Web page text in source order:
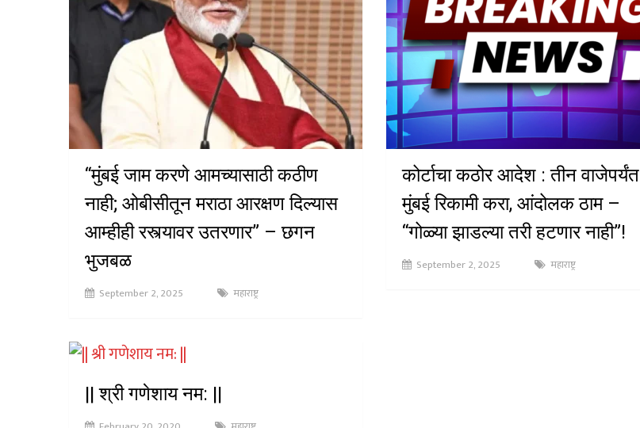
“मुंबई जाम करणे आमच्यासाठी कठीण
नाही; ओबीसीतून मराठा आरक्षण दिल्यास
आम्हीही रस्त्यावर उतरणार” – छगन
भुजबळ
September 2, 2025 महाराष्ट्र
कोर्टाचा कठोर आदेश : तीन वाजेपर्यंत
मुंबई रिकामी करा, आंदोलक ठाम –
“गोळ्या झाडल्या तरी हटणार नाही”!
September 2, 2025 महाराष्ट्र
|| श्री गणेशाय नम: ||